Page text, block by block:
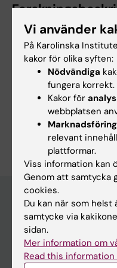
Histologi & Patologi
Tekniker och metoder:
Histologiska tekniker
Är du Emma Mondoc?
Redigera din profil
Huvudmeny
Utbildning
Forskarutbildning
Vi använder
På Karolinska
kakor för olika syften:
Nödvändiga
fungera korrekt.
Kakor för analys
webbplatsen
relevant
plattformar.
Viss information kan
Genom att samtycka
cookies.
Du kan när som
samtycke via
sidan.
Mer information om
Read this information